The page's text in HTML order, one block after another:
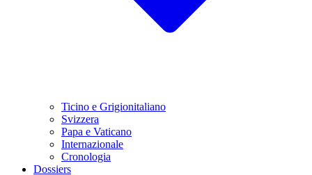
Ticino e Grigionitaliano
Svizzera
Papa e Vaticano
Internazionale
Cronologia
Dossiers